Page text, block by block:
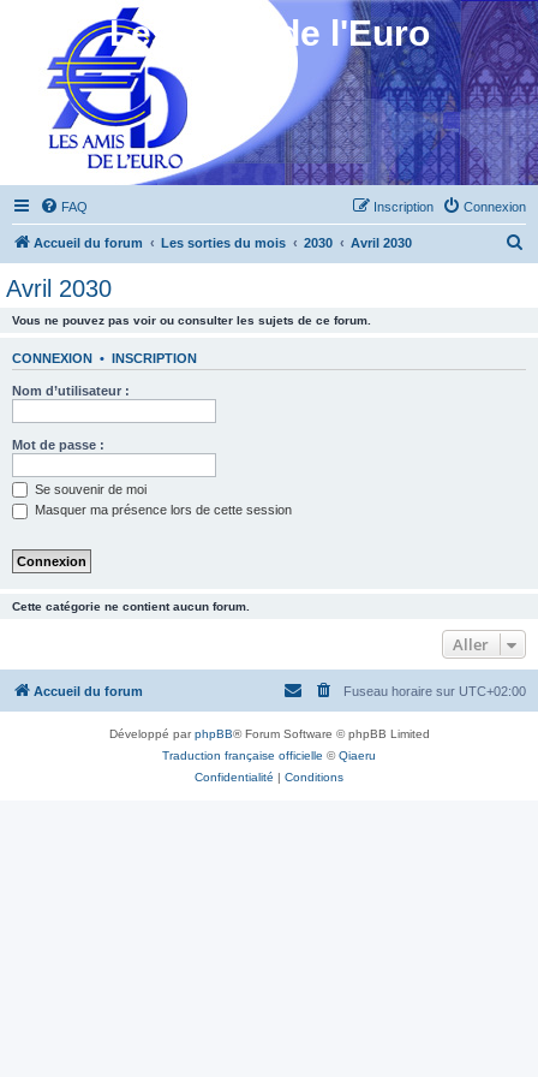
Les Amis de l'Euro
FAQ Connexion
Inscription
Accueil du forum Les sorties du mois 2030 Avril 2030
Avril 2030
Vous ne pouvez pas voir ou consulter les sujets de ce forum.
CONNEXION • INSCRIPTION
Nom d’utilisateur :
Mot de passe :
Se souvenir de moi
Masquer ma présence lors de cette session
Cette catégorie ne contient aucun forum.
Aller
Accueil du forum Fuseau horaire sur UTC+02:00
Développé parphpBB® Forum Software © phpBB Limited
Traduction française officielle ©Qiaeru
Confidentialité | Conditions